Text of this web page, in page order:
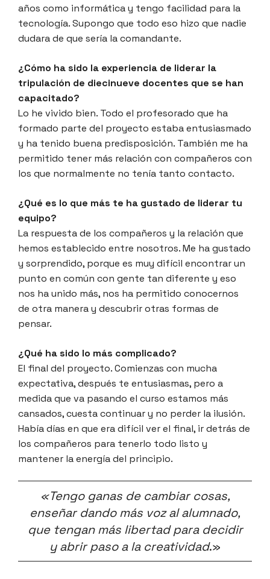
años como informática y tengo facilidad para la
tecnología. Supongo que todo eso hizo que nadie
dudara de que sería la comandante.
¿Cómo ha sido la experiencia de liderar la
tripulación de diecinueve docentes que se han
capacitado?
Lo he vivido bien. Todo el profesorado que ha
formado parte del proyecto estaba entusiasmado
y ha tenido buena predisposición. También me ha
permitido tener más relación con compañeros con
los que normalmente no tenía tanto contacto.
¿Qué es lo que más te ha gustado de liderar tu
equipo?
La respuesta de los compañeros y la relación que
hemos establecido entre nosotros. Me ha gustado
y sorprendido, porque es muy difícil encontrar un
punto en común con gente tan diferente y eso
nos ha unido más, nos ha permitido conocernos
de otra manera y descubrir otras formas de
pensar.
¿Qué ha sido lo más complicado?
El final del proyecto. Comienzas con mucha
expectativa, después te entusiasmas, pero a
medida que va pasando el curso estamos más
cansados, cuesta continuar y no perder la ilusión.
Había días en que era difícil ver el final, ir detrás de
los compañeros para tenerlo todo listo y
mantener la energía del principio.
«Tengo ganas de cambiar cosas,
enseñar dando más voz al alumnado,
que tengan más libertad para decidir
y abrir paso a la creatividad.»